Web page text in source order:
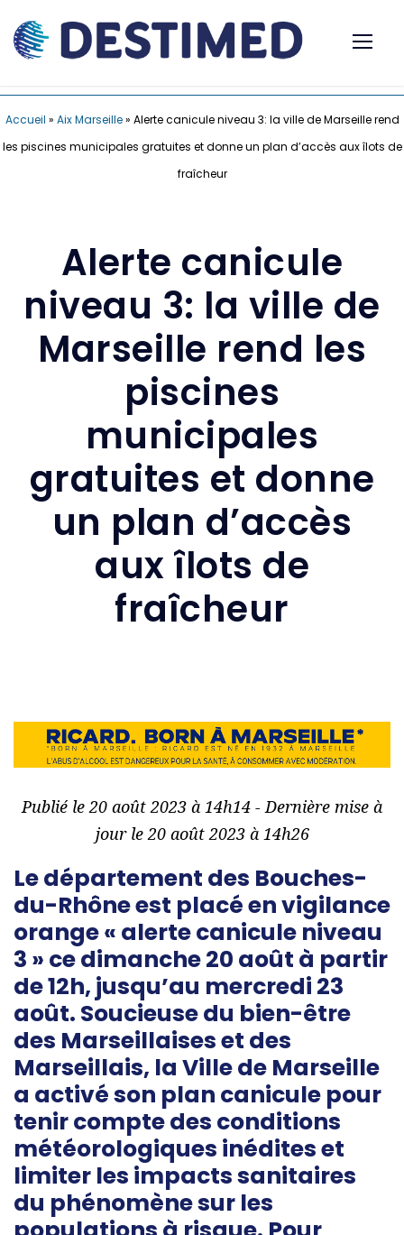
Accueil » Aix Marseille» Alerte canicule niveau 3: la ville de Marseille rend
les piscines municipales gratuites et donne un plan d’accès aux îlots de
fraîcheur
Alerte canicule
niveau 3: la ville de
Marseille rend les
piscines
municipales
gratuites et donne
un plan d’accès
aux îlots de
fraîcheur
Publié le 20 août 2023 à 14h14 - Dernière mise à
jour le 20 août 2023 à 14h26
Le département des Bouches-
du-Rhône est placé en vigilance
orange « alerte canicule niveau
3 » ce dimanche 20 août à partir
de 12h, jusqu’au mercredi 23
août. Soucieuse du bien-être
des Marseillaises et des
Marseillais, la Ville de Marseille
a activé son plan canicule pour
tenir compte des conditions
météorologiques inédites et
limiter les impacts sanitaires
du phénomène sur les